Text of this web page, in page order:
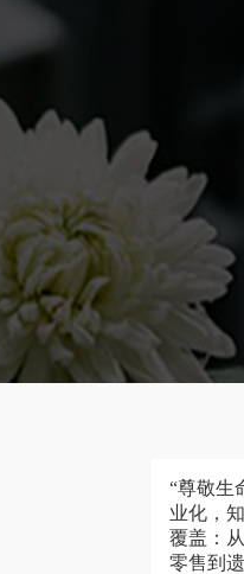
“尊敬生
业化，
覆盖：
零售到